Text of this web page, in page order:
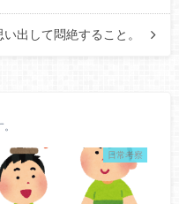
い出して悶絶すること。
日常考察